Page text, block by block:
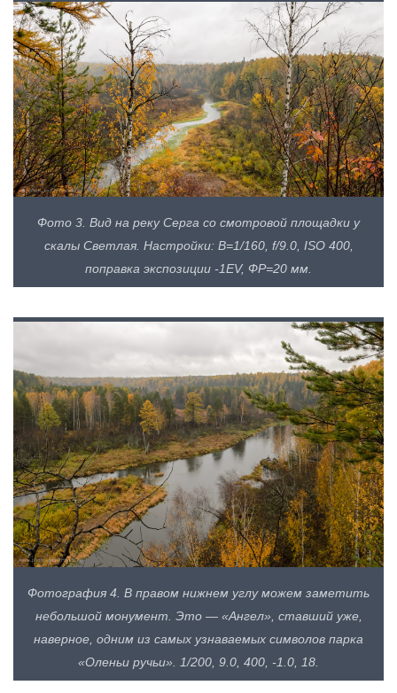
Фото 3. Вид на реку Серга со смотровой площадки у
скалы Светлая. Настройки: В=1/160, f/9.0, ISO 400,
поправка экспозиции -1EV, ФР=20 мм.
Фотография 4. В правом нижнем углу можем заметить
небольшой монумент. Это — «Ангел», ставший уже,
наверное, одним из самых узнаваемых символов парка
«Оленьи ручьи». 1/200, 9.0, 400, -1.0, 18.